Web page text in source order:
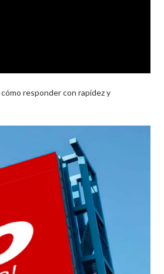
responder con rapidez y